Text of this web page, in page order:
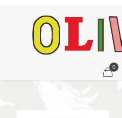
0